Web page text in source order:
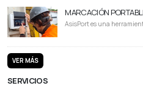
MARCACIÓN
AsisPort es una
VER MÁS
SERVICIOS